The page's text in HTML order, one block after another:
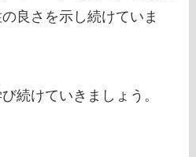
良さを示し続けていま
続けていきましょう。